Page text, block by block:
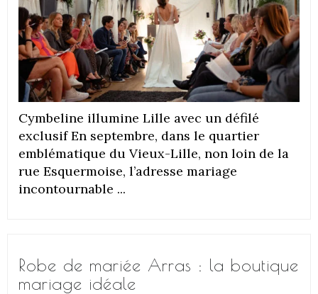
Cymbeline illumine Lille avec un défilé
exclusif En septembre, dans le quartier
emblématique du Vieux-Lille, non loin de la
rue Esquermoise, l’adresse mariage
incontournable ...
Robe de mariée Arras : la boutique
mariage idéale